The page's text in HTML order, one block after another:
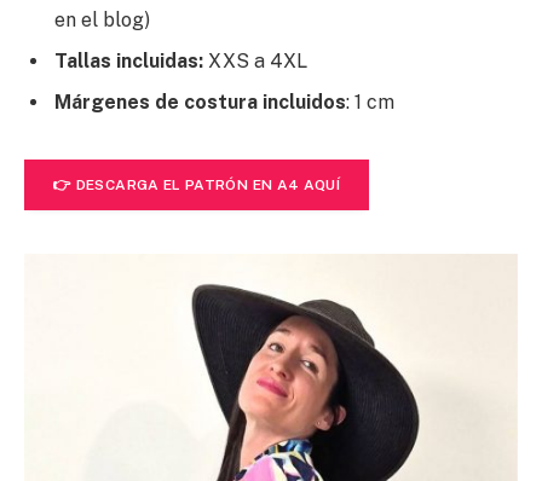
en el blog)
Tallas incluidas: XXS a 4XL
Márgenes de costura incluidos: 1 cm
👉 DESCARGA EL PATRÓN EN A4 AQUÍ